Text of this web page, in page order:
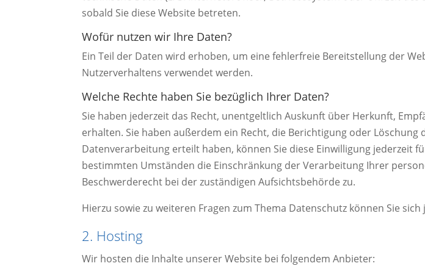
sobald Sie diese Website betreten.
Wofür nutzen wir Ihre Daten?
Ein Teil der Daten wird erhoben, um eine fehlerfreie Bereitstellung der
Nutzerverhaltens verwendet werden.
Welche Rechte haben Sie bezüglich Ihrer Daten?
Sie haben jederzeit das Recht, unentgeltlich Auskunft über Herkunft,
erhalten. Sie haben außerdem ein Recht, die Berichtigung oder Löschung
Datenverarbeitung erteilt haben, können Sie diese Einwilligung jederzeit
bestimmten Umständen die Einschränkung der Verarbeitung Ihrer
Beschwerderecht bei der zuständigen Aufsichtsbehörde zu.
Hierzu sowie zu weiteren Fragen zum Thema Datenschutz können Sie
2. Hosting
Wir hosten die Inhalte unserer Website bei folgendem Anbieter: